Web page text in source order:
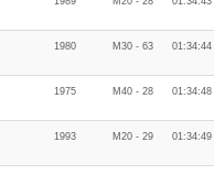
1980 M30 - 63 01:34:44
1975 M40 - 28 01:34:48
1993 M20 - 29 01:34:49